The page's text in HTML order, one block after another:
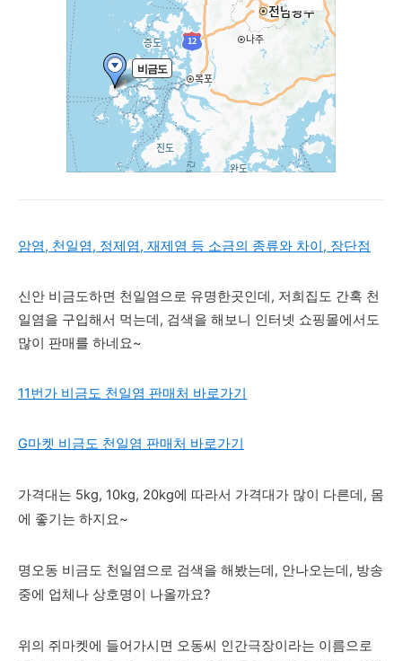
암염, 천일염, 정제염, 재제염 등 소금의 종류와 차이, 장단점
신안 비금도하면 천일염으로 유명한곳인데, 저희집도 간혹 천
일염을 구입해서 먹는데, 검색을 해보니 인터넷 쇼핑몰에서도
많이 판매를 하네요~
11번가 비금도 천일염 판매처 바로가기
G마켓 비금도 천일염 판매처 바로가기
가격대는 5kg, 10kg, 20kg에 따라서 가격대가 많이 다른데, 몸
에 좋기는 하지요~
명오동 비금도 천일염으로 검색을 해봤는데, 안나오는데, 방송
중에 업체나 상호명이 나올까요?
위의 쥐마켓에 들어가시면 오동씨 인간극장이라는 이름으로